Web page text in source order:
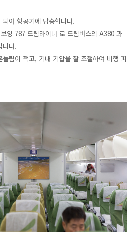
어 항공기에 탑승합니다.
잉 787 드림라이너 로 드림버스의 A380 과
니다.
림이 적고, 기내 기압을 잘 조절하여 비행 피